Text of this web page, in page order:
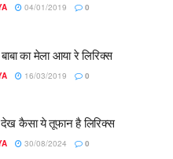
04/01/2019 0
का मेला आया रे लिरिक्स
16/03/2019 0
कैसा ये तूफान है लिरिक्स
30/08/2024 0